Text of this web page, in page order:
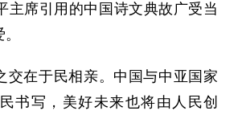
主席引用的中国诗文典故广受当
交在于民相亲。中国与中亚国家
书写，美好未来也将由人民创